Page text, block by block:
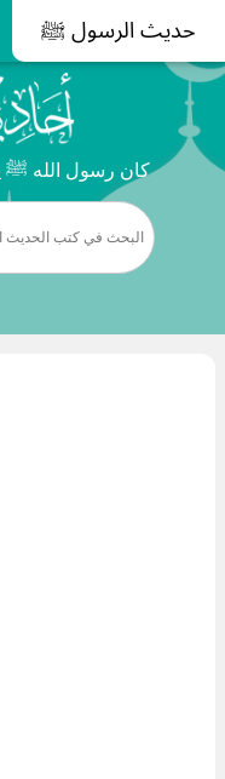
حديث الرسول ﷺ
كان رسول الله ﷺ